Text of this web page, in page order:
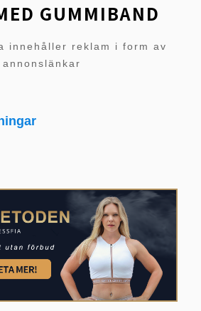
GUMMIBAND
innehåller reklam i form av
annonslänkar